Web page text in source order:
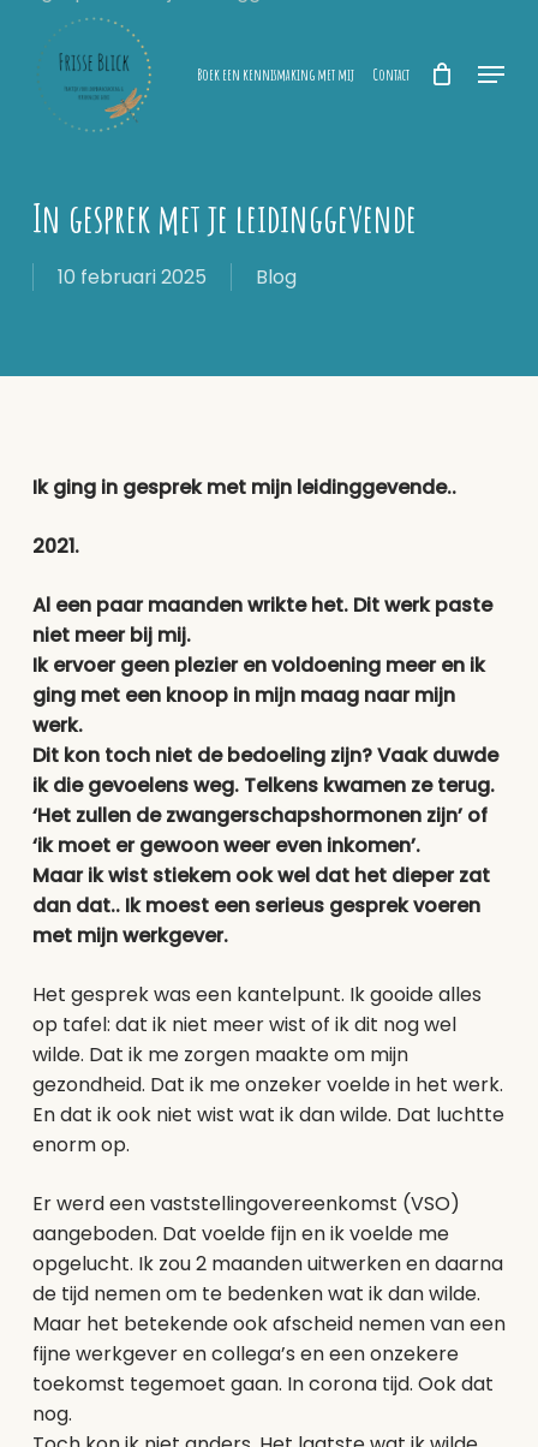
main
content
Boek een kennismaking met mij Contact Menu
In gesprek met je leidinggevende
10 februari 2025 Blog
Ik ging in gesprek met mijn leidinggevende..
2021.
Al een paar maanden wrikte het. Dit werk paste
niet meer bij mij.
Ik ervoer geen plezier en voldoening meer en ik
ging met een knoop in mijn maag naar mijn
werk.
Dit kon toch niet de bedoeling zijn? Vaak duwde
ik die gevoelens weg. Telkens kwamen ze terug.
‘Het zullen de zwangerschapshormonen zijn’ of
‘ik moet er gewoon weer even inkomen’.
Maar ik wist stiekem ook wel dat het dieper zat
dan dat.. Ik moest een serieus gesprek voeren
met mijn werkgever.
Het gesprek was een kantelpunt. Ik gooide alles
op tafel: dat ik niet meer wist of ik dit nog wel
wilde. Dat ik me zorgen maakte om mijn
gezondheid. Dat ik me onzeker voelde in het werk.
En dat ik ook niet wist wat ik dan wilde. Dat luchtte
enorm op.
Er werd een vaststellingovereenkomst (VSO)
aangeboden. Dat voelde fijn en ik voelde me
opgelucht. Ik zou 2 maanden uitwerken en daarna
de tijd nemen om te bedenken wat ik dan wilde.
Maar het betekende ook afscheid nemen van een
fijne werkgever en collega’s en een onzekere
toekomst tegemoet gaan. In corona tijd. Ook dat
nog.